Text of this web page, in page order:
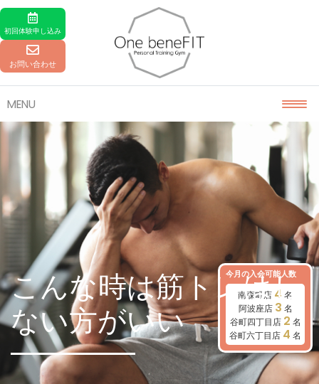
Skip to content
初回体験申し込み
お問い合わせ
MENU
今月の入会可能人数
南森町店 4 名
阿波座店 3 名
谷町四丁目店 2 名
谷町六丁目店 4 名
こんな時は筋トレはし
ない方がいい